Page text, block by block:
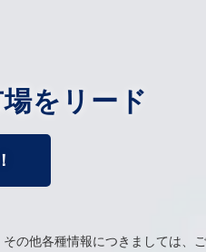
をリード
の他各種情報につきましては、ご